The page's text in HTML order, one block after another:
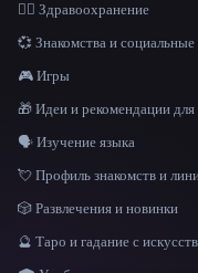
👩‍⚕️ Здравоохранение
💞 Знакомства и социальные
🎮 Игры
🎁 Идеи и рекомендации для
🗣️ Изучение языка
💘 Профиль знакомств и
🎲 Развлечения и новинки
🔮 Таро и гадание с